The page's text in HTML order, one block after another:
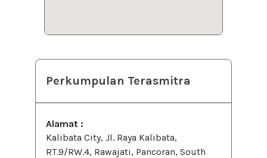
Perkumpulan Terasmitra
Alamat :
Kalibata City, Jl. Raya Kalibata,
RT.9/RW.4, Rawajati, Pancoran, South